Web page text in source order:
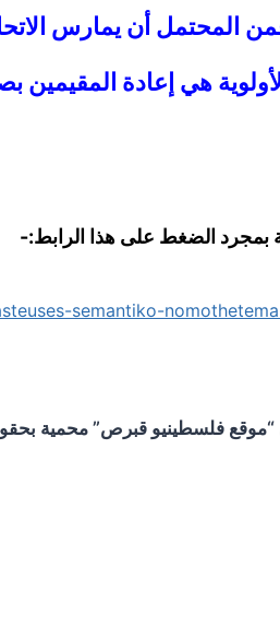
المحتمل أن يمارس
هي إعادة المقيمين
بمجرد الضغط على هذا الرابط:-
semantiko-
فلسطينيو قبرص” محمية بحقوق